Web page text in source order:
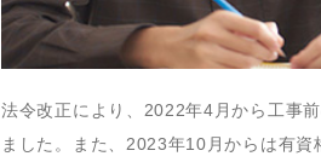
法令改正により、2022年4月から工事
ました。また、2023年10月からは有